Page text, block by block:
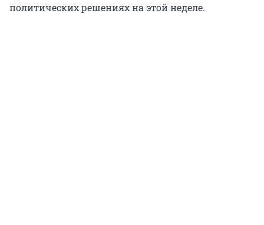
политических решениях на этой неделе.